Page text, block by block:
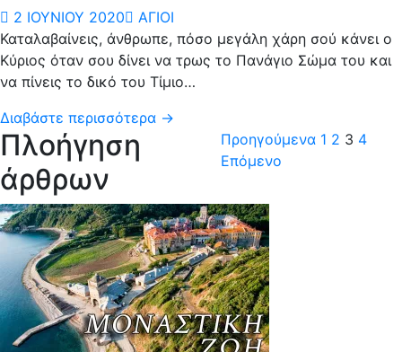
2 ΙΟΥΝΊΟΥ 2020
ΆΓΙΟΙ
Καταλαβαίνεις, άνθρωπε, πόσο μεγάλη χάρη σού κάνει ο
Κύριος όταν σου δίνει να τρως το Πανάγιο Σώμα του και
να πίνεις το δικό του Τίμιο…
Διαβάστε περισσότερα →
Πλοήγηση
άρθρων
Προηγούμενα 1 2 3 4
Επόμενο